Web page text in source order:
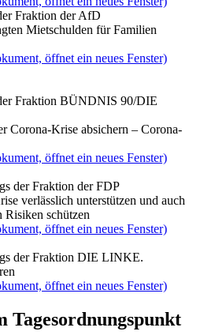
Fraktion der AfD
Mietschulden für Familien
öffnet ein neues Fenster)
Fraktion BÜNDNIS 90/DIE
Corona-Krise absichern – Corona-
öffnet ein neues Fenster)
der Fraktion der FDP
verlässlich unterstützen und auch
schützen
öffnet ein neues Fenster)
der Fraktion DIE LINKE.
öffnet ein neues Fenster)
Tagesordnungspunkt